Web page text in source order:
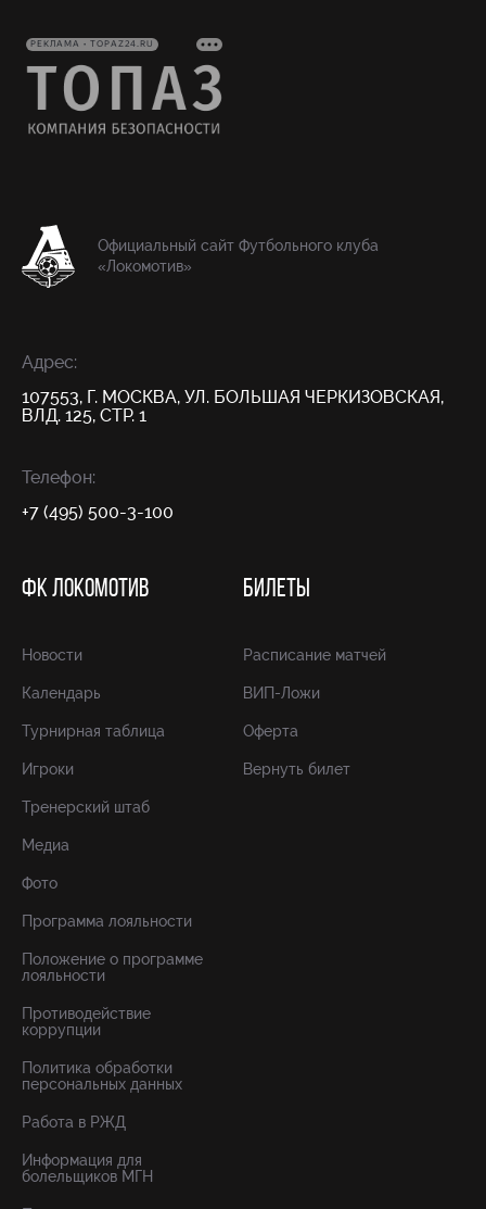
РЕКЛАМА • TOPAZ24.RU
Официальный сайт Футбольного клуба
«Локомотив»
Адрес:
107553, Г. МОСКВА, УЛ. БОЛЬШАЯ ЧЕРКИЗОВСКАЯ,
ВЛД. 125, СТР. 1
Телефон:
+7 (495) 500-3-100
ФК ЛОКОМОТИВ
Новости
Календарь
Турнирная таблица
Игроки
Тренерский штаб
Медиа
Фото
Программа лояльности
Положение о программе
лояльности
Противодействие
коррупции
Политика обработки
персональных данных
Работа в РЖД
Информация для
болельщиков МГН
БИЛЕТЫ
Расписание матчей
ВИП-Ложи
Оферта
Вернуть билет